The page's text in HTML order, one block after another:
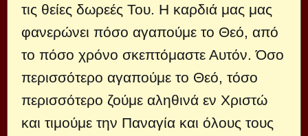
τις θείες δωρεές Του. Η καρδιά μας μας
φανερώνει πόσο αγαπούμε το Θεό, από
το πόσο χρόνο σκεπτόμαστε Αυτόν. Όσο
περισσότερο αγαπούμε το Θεό, τόσο
περισσότερο ζούμε αληθινά εν Χριστώ
και τιμούμε την Παναγία και όλους τους